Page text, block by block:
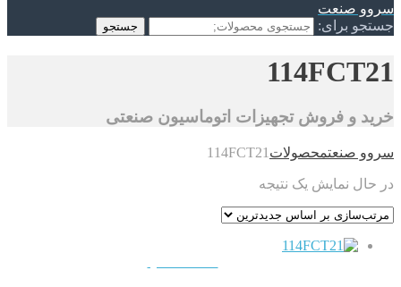
سروو صنعت
جستجو برای:
جستجو
114FCT21
خرید و فروش تجهیزات اتوماسیون صنعتی
سروو صنعتمحصولات 114FCT21
در حال نمایش یک نتیجه